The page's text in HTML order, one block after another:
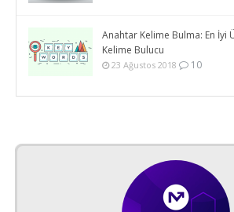
Anahtar Kelime Bulma: En İyi
Kelime Bulucu
23 Ağustos 2018 10